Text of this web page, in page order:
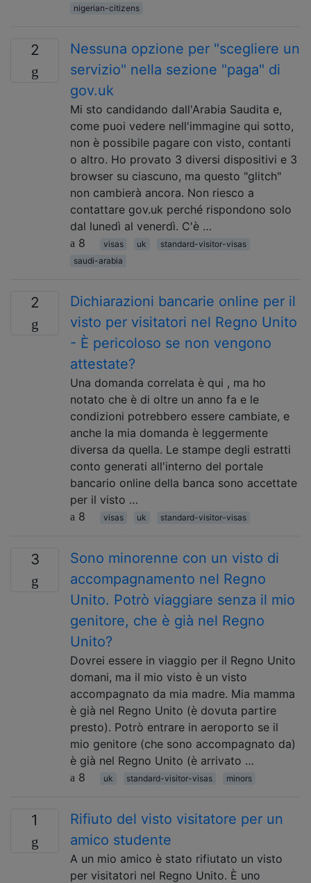
nigerian-citizens
2
Nessuna opzione per "scegliere un
servizio" nella sezione "paga" di
gov.uk
Mi sto candidando dall'Arabia Saudita e,
come puoi vedere nell'immagine qui sotto,
non è possibile pagare con visto, contanti
o altro. Ho provato 3 diversi dispositivi e 3
browser su ciascuno, ma questo "glitch"
non cambierà ancora. Non riesco a
contattare gov.uk perché rispondono solo
dal lunedì al venerdì. C'è …
8
visas uk
standard-visitor-visas
saudi-arabia
2
Dichiarazioni bancarie online per il
visto per visitatori nel Regno Unito
- È pericoloso se non vengono
attestate?
Una domanda correlata è qui , ma ho
notato che è di oltre un anno fa e le
condizioni potrebbero essere cambiate, e
anche la mia domanda è leggermente
diversa da quella. Le stampe degli estratti
conto generati all'interno del portale
bancario online della banca sono accettate
per il visto …
8
visas uk standard-visitor-visas
3
Sono minorenne con un visto di
accompagnamento nel Regno
Unito. Potrò viaggiare senza il mio
genitore, che è già nel Regno
Unito?
Dovrei essere in viaggio per il Regno Unito
domani, ma il mio visto è un visto
accompagnato da mia madre. Mia mamma
è già nel Regno Unito (è dovuta partire
presto). Potrò entrare in aeroporto se il
mio genitore (che sono accompagnato da)
è già nel Regno Unito (è arrivato …
8
uk standard-visitor-visas minors
1
Rifiuto del visto visitatore per un
amico studente
A un mio amico è stato rifiutato un visto
per visitatori nel Regno Unito. È uno